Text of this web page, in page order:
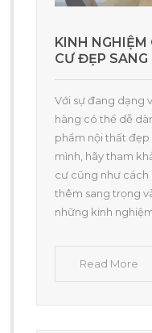
KINH NGHIỆM
CƯ ĐẸP
Với sự đang dạng
hàng có thể dễ
phẩm nội thất
mình, hãy tham
cư cũng như cách
thêm sang trọng
những kinh
Read More